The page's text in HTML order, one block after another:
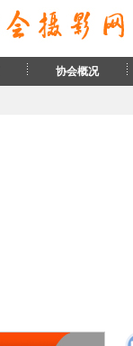
协会概况